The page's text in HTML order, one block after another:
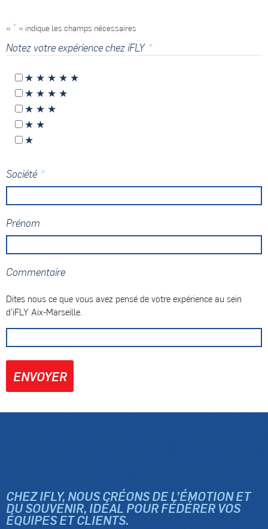
« * » indique les champs nécessaires
Notez votre expérience chez iFLY *
★ ★ ★ ★ ★
★ ★ ★ ★
★ ★ ★
★ ★
★
Société *
Prénom
Commentaire
Dites nous ce que vous avez pensé de votre expérience au sein
d'iFLY Aix-Marseille.
CHEZ IFLY, NOUS CRÉONS DE L’ÉMOTION ET
DU SOUVENIR, IDÉAL POUR FÉDÉRER VOS
ÉQUIPES ET CLIENTS.